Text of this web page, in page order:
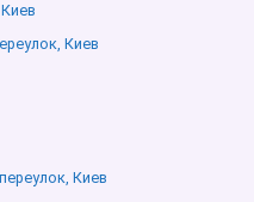
Киев
Киев